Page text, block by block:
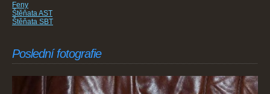
Feny
Štěňata AST
Štěňata SBT
Poslední fotografie